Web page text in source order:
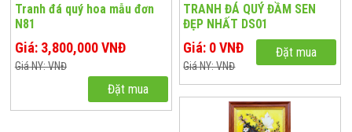
Tranh đá quý hoa mẫu đơn
N81
Giá: 3,800,000 VNĐ
Giá NY: VNĐ
Đặt mua
TRANH ĐÁ QUÝ ĐẦM SEN
ĐẸP NHẤT DS01
Giá: 0 VNĐ
Giá NY: VNĐ
Đặt mua